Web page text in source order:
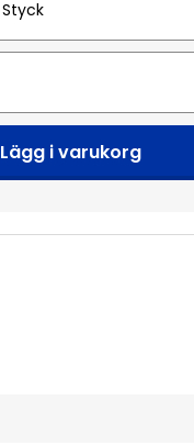
Lägg i varukorg